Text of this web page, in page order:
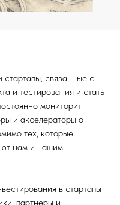
вы здесь
новых тенденций,
внимание на эти
сулящей
связанные с
и тестирования и стать
мониторит
и акселераторы о
тех, которые
нам и нашим
в стартапы
партнеры и